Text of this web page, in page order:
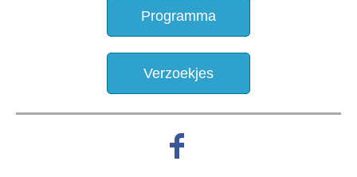
Programma
Verzoekjes